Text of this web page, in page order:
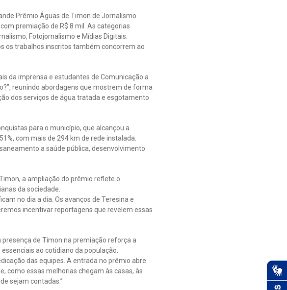
Prêmio Águas de Timon de Jornalismo
premiação de R$ 8 mil. As categorias
Fotojornalismo e Mídias Digitais.
os trabalhos inscritos também concorrem ao
da imprensa e estudantes de Comunicação a
reunindo abordagens que mostrem de forma
dos serviços de água tratada e esgotamento
para o município, que alcançou a
com mais de 294 km de rede instalada.
a saúde pública, desenvolvimento
a ampliação do prêmio reflete o
da sociedade.
no dia a dia. Os avanços de Teresina e
incentivar reportagens que revelem essas
de Timon na premiação reforça a
ao cotidiano da população.
das equipes. A entrada no prêmio abre
como essas melhorias chegam às casas, às
sejam contadas.”